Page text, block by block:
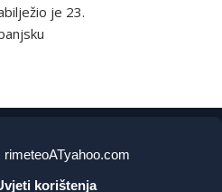
je 23.
rimeteoATyahoo.com
korištenja